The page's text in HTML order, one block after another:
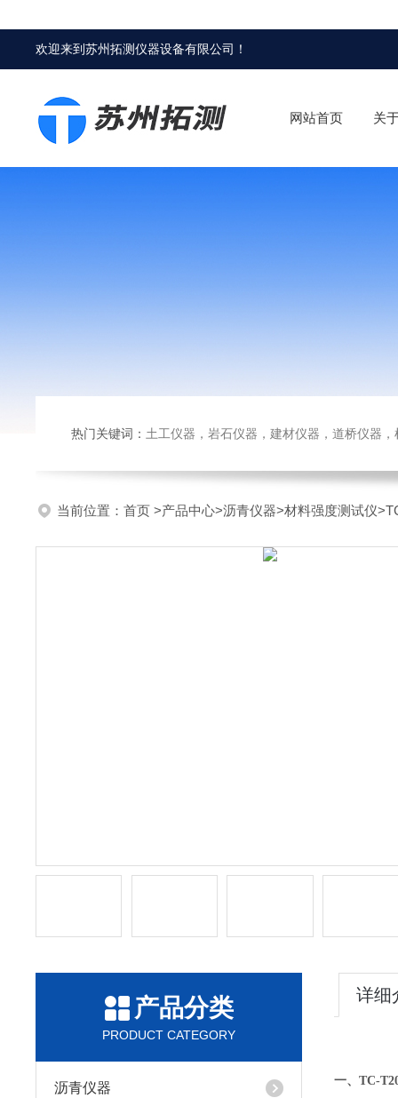
欢迎来到苏州拓测仪器设备有限公司 ！
网站首页 关
热门关键词： 土工仪器，岩石仪器，建材仪器，道桥仪器，检测
当前位置： 首页 >产品中心>沥青仪器>材料强度测试仪
产品分类
PRODUCT CATEGORY
沥青仪器
详细
一、TC-